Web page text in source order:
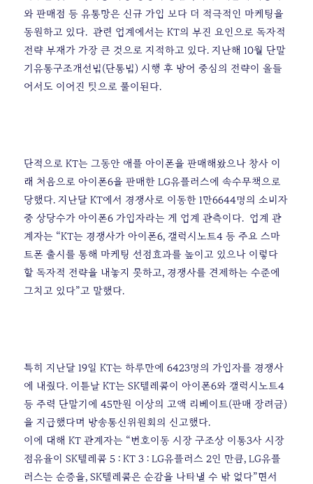
와 판매점 등 유통망은 신규 가입 보다 더 적극적인 마케팅을
동원하고 있다.관련 업계에서는 KT의 부진 요인으로 독자적
전략 부재가 가장 큰 것으로 지적하고 있다. 지난해 10월 단말
기유통구조개선법(단통법) 시행 후 방어 중심의 전략이 올들
어서도 이어진 탓으로 풀이된다.
단적으로 KT는 그동안 애플 아이폰을 판매해왔으나 창사 이
래 처음으로 아이폰6을 판매한 LG유플러스에 속수무책으로
당했다. 지난달 KT에서 경쟁사로 이동한 1만6644명의 소비자
중 상당수가 아이폰6 가입자라는 게 업계 관측이다. 업계 관
계자는 “KT는 경쟁사가 아이폰6, 갤럭시노트4 등 주요 스마
트폰 출시를 통해 마케팅 선점효과를 높이고 있으나 이렇다
할 독자적 전략을 내놓지 못하고, 경쟁사를 견제하는 수준에
그치고 있다”고 말했다.
특히 지난달 19일 KT는 하루만에 6423명의 가입자를 경쟁사
에 내줬다. 이튿날 KT는 SK텔레콤이 아이폰6와 갤럭시노트4
등 주력 단말기에 45만원 이상의 고액 리베이트(판매 장려금)
을 지급했다며 방송통신위원회의 신고했다.
이에 대해 KT 관계자는 “번호이동 시장 구조상 이통3사 시장
점유율이 SK텔레콤 5 : KT 3 : LG유플러스 2인 만큼, LG유플
러스는 순증을, SK텔레콤은 순감을 나타낼 수 밖 없다”면서